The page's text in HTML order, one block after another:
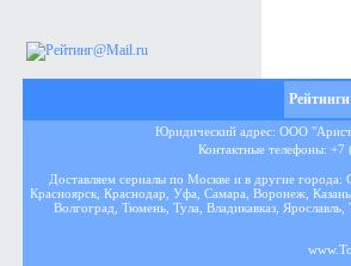
Рейтинги
Юридический адрес: ООО
Контактные телефоны:
Доставляем сериалы по Москве и в другие
Красноярск, Краснодар, Уфа, Самара, Воронеж,
Волгоград, Тюмень, Тула, Владикавказ,